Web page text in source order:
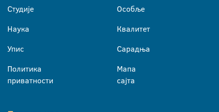
Студије
Наука
Упис
Политика
приватности
Особље
Квалитет
Сарадња
Мапа
сајта